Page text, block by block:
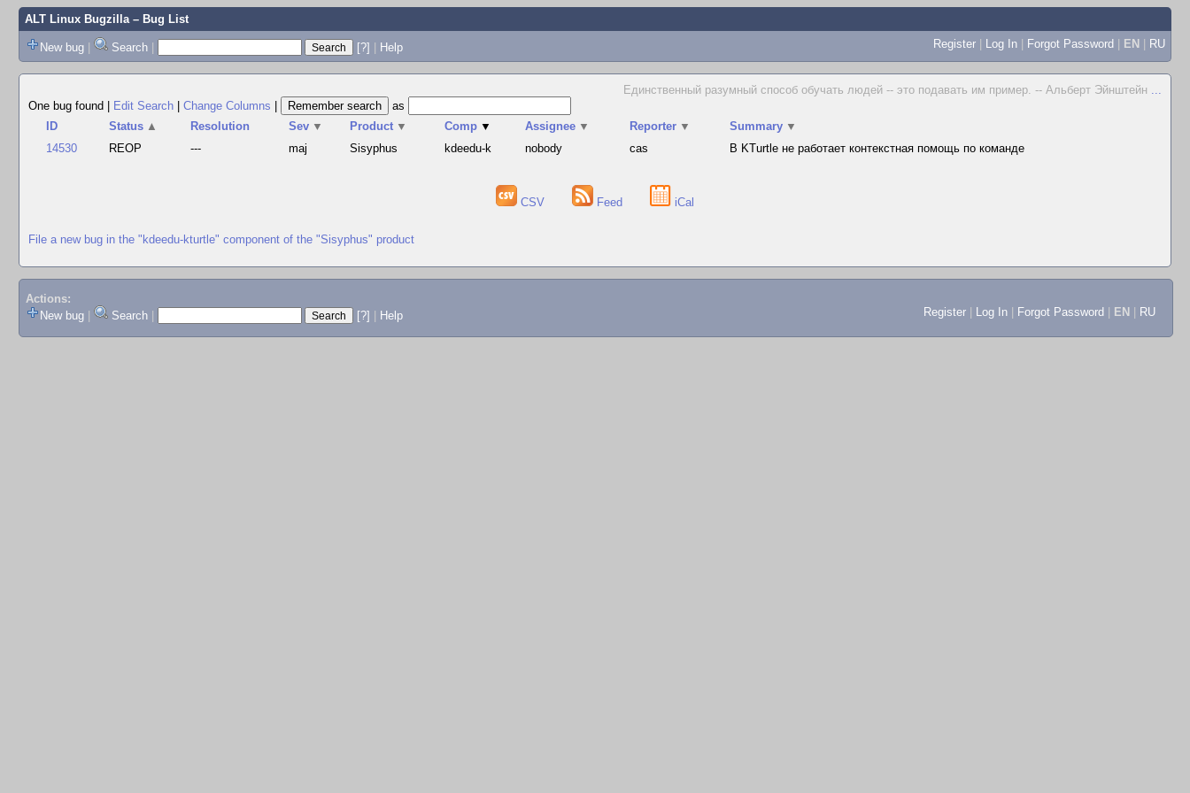
ALT Linux Bugzilla– Bug List
New bug | Search | [?] | Help Register | Log In | Forgot Password | EN | RU
Единственный разумный способ обучать людей -- это подавать им пример. -- Альберт Эйнштейн ...
One bug found
Edit Search Change Columns
as
ID
Status ▲ Resolution Sev ▼ Product ▼ Comp ▼ Assignee ▼ Reporter ▼ Summary ▼
14530
REOP --- maj Sisyphus kdeedu-k nobody cas В KTurtle не работает контекстная помощь по команде
CSV Feed iCal
File a new bug in the "kdeedu-kturtle" component of the "Sisyphus" product
Actions:
New bug
Search [?] Help Register Log In Forgot Password EN RU